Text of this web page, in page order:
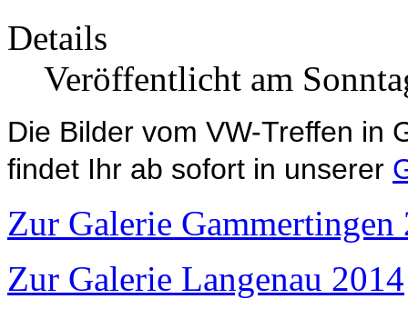
Details
Veröffentlicht am
Die Bilder vom VW-Treffen in
findet Ihr ab sofort in unserer
Zur Galerie Gammertingen
Zur Galerie Langenau 2014